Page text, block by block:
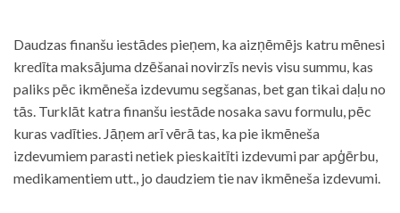
Daudzas finanšu iestādes pieņem, ka aizņēmējs katru mēnesi
kredīta maksājuma dzēšanai novirzīs nevis visu summu, kas
paliks pēc ikmēneša izdevumu segšanas, bet gan tikai daļu no
tās. Turklāt katra finanšu iestāde nosaka savu formulu, pēc
kuras vadīties. Jāņem arī vērā tas, ka pie ikmēneša
izdevumiem parasti netiek pieskaitīti izdevumi par apģērbu,
medikamentiem utt., jo daudziem tie nav ikmēneša izdevumi.